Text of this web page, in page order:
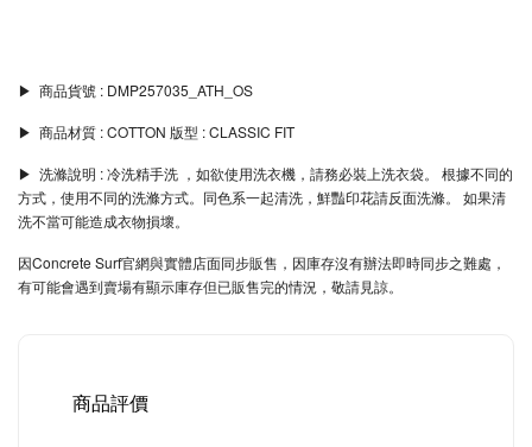
▶︎ 商品貨號 : DMP257035_ATH_OS
▶︎ 商品材質 : COTTON 版型 : CLASSIC FIT
▶︎ 洗滌說明 : 冷洗精手洗 ，如欲使用洗衣機，請務必裝上洗衣袋。 根據不同的
方式，使用不同的洗滌方式。同色系一起清洗，鮮豔印花請反面洗滌。 如果清
洗不當可能造成衣物損壞。
因Concrete Surf官網與實體店面同步販售，因庫存沒有辦法即時同步之難處，
有可能會遇到賣場有顯示庫存但已販售完的情況，敬請見諒。
商品評價